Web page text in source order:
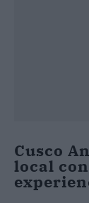
Cusco
local